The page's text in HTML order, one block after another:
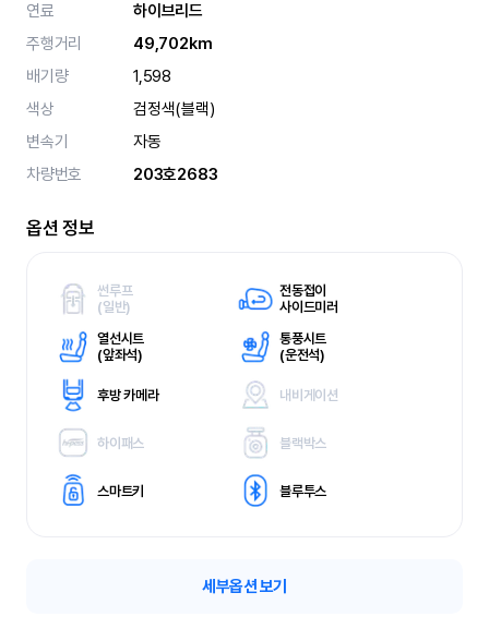
연료
하이브리드
주행거리
49,702km
배기량
1,598
색상
검정색(블랙)
변속기
자동
차량번호
203호2683
옵션 정보
썬루프
(일반)
전동접이
사이드미러
열선시트
(앞좌석)
통풍시트
(운전석)
후방 카메라 내비게이션
하이패스 블랙박스
스마트키 블루투스
세부옵션 보기